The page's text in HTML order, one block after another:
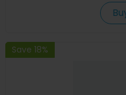
Save 18%